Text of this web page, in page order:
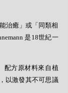
治癒」或「同類相
是18世紀一
配方原材料來自植
以激發其不可思議